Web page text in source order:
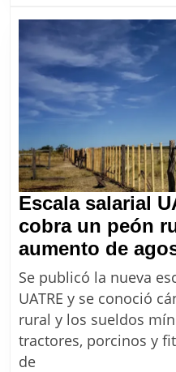
Escala salarial
cobra un peón
aumento de
Se publicó la nueva
UATRE y se conoció
rural y los sueldos
tractores, porcinos y
de